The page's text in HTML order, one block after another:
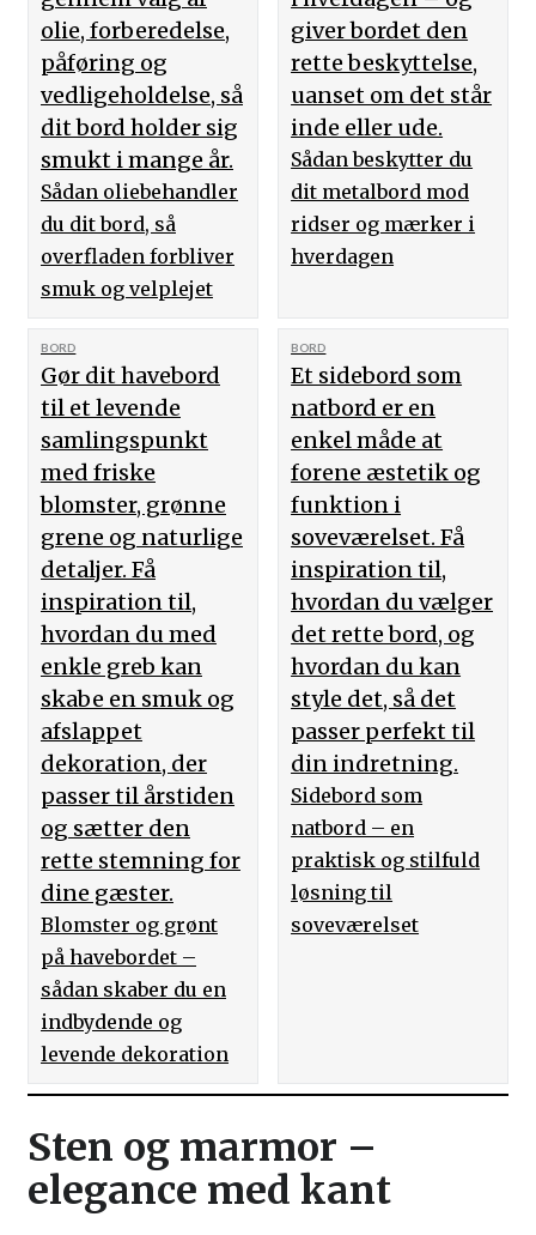
Sådan oliebehandler
du dit bord, så
overfladen forbliver
smuk og velplejet
olie, forberedelse,
påføring og
vedligeholdelse, så
dit bord holder sig
smukt i mange år.
Sådan beskytter du
dit metalbord mod
ridser og mærker i
hverdagen
giver bordet den
rette beskyttelse,
uanset om det står
inde eller ude.
Blomster og grønt
på havebordet –
sådan skaber du en
indbydende og
levende dekoration
BORD
Gør dit havebord
til et levende
samlingspunkt
med friske
blomster, grønne
grene og naturlige
detaljer. Få
inspiration til,
hvordan du med
enkle greb kan
skabe en smuk og
afslappet
dekoration, der
passer til årstiden
og sætter den
rette stemning for
dine gæster.
Sidebord som
natbord – en
praktisk og stilfuld
løsning til
soveværelset
BORD
Et sidebord som
natbord er en
enkel måde at
forene æstetik og
funktion i
soveværelset. Få
inspiration til,
hvordan du vælger
det rette bord, og
hvordan du kan
style det, så det
passer perfekt til
din indretning.
Sten og marmor –
elegance med kant